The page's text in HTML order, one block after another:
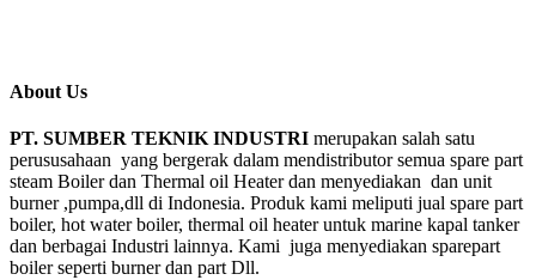
About Us
PT. SUMBER TEKNIK INDUSTRI merupakan salah satu
perususahaan yang bergerak dalam mendistributor semua spare part
steam Boiler dan Thermal oil Heater dan menyediakan dan unit
burner ,pumpa,dll di Indonesia. Produk kami meliputi jual spare part
boiler, hot water boiler, thermal oil heater untuk marine kapal tanker
dan berbagai Industri lainnya. Kami juga menyediakan sparepart
boiler seperti burner dan part Dll.